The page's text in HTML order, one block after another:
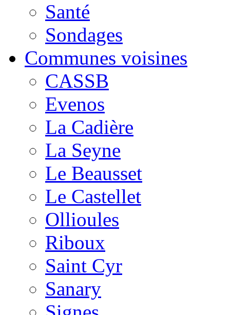
Santé
Sondages
Communes voisines
CASSB
Evenos
La Cadière
La Seyne
Le Beausset
Le Castellet
Ollioules
Riboux
Saint Cyr
Sanary